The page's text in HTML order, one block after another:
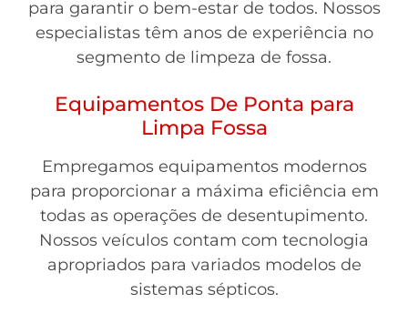
para garantir o bem-estar de todos. Nossos
especialistas têm anos de experiência no
segmento de limpeza de fossa.
Equipamentos De Ponta para
Limpa Fossa
Empregamos equipamentos modernos
para proporcionar a máxima eficiência em
todas as operações de desentupimento.
Nossos veículos contam com tecnologia
apropriados para variados modelos de
sistemas sépticos.